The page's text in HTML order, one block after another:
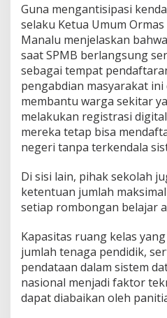
Guna mengantisipasi
selaku Ketua Umum Ormas
Manalu menjelaskan
saat SPMB berlangsung
sebagai tempat
pengabdian masyarakat
membantu warga sekitar
melakukan registrasi
mereka tetap bisa
negeri tanpa terkendala
Di sisi lain, pihak sekolah
ketentuan jumlah
setiap rombongan belajar
Kapasitas ruang kelas
jumlah tenaga pendidik,
pendataan dalam sistem
nasional menjadi faktor
dapat diabaikan oleh